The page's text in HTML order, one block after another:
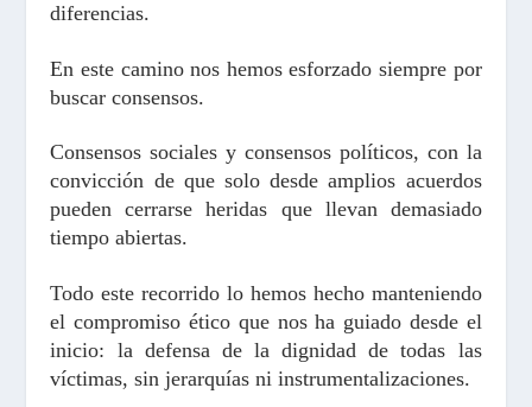
diferencias.
En este camino nos hemos esforzado siempre por
buscar consensos.
Consensos sociales y consensos políticos, con la
convicción de que solo desde amplios acuerdos
pueden cerrarse heridas que llevan demasiado
tiempo abiertas.
Todo este recorrido lo hemos hecho manteniendo
el compromiso ético que nos ha guiado desde el
inicio: la defensa de la dignidad de todas las
víctimas, sin jerarquías ni instrumentalizaciones.